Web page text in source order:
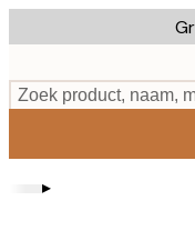
to
content.
Zoek product, naam,
▸